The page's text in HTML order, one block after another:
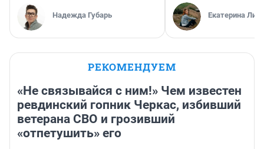
Надежда Губарь Екатерина
РЕКОМЕНДУЕМ
«Не связывайся с ним!» Чем известен
ревдинский гопник Черкас, избивший
ветерана СВО и грозивший
«отпетушить» его